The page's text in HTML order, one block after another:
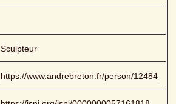
Sculpteur
https://www.andrebreton.fr/person/12484